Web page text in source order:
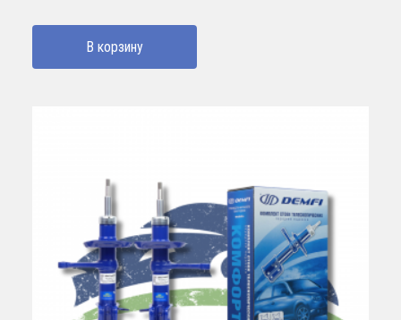
В корзину